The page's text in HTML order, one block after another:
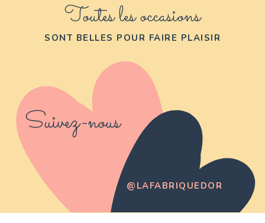
Toutes les occasions
SONT BELLES POUR FAIRE PLAISIR
Suivez-nous
@LAFABRIQUEDOR